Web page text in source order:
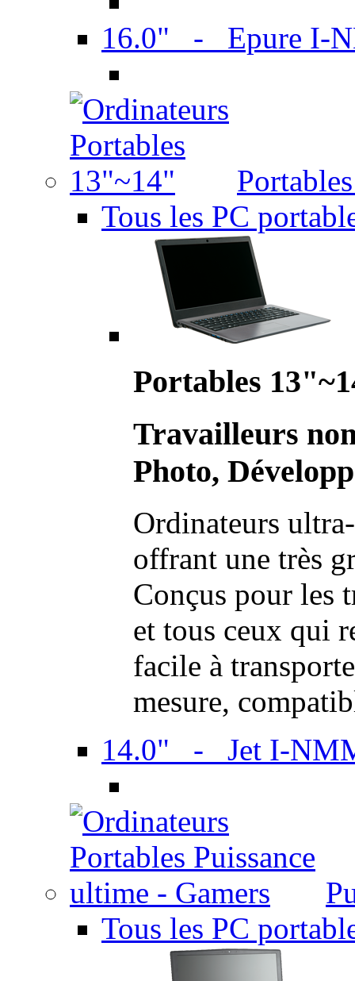
16.0" - Epure I-
Tous les PC
Portables
Travailleurs
Photo,
Ordinateurs
offrant une très
Conçus pour les
et tous ceux qui
facile à
mesure,
14.0" - Jet I-
Tous les PC